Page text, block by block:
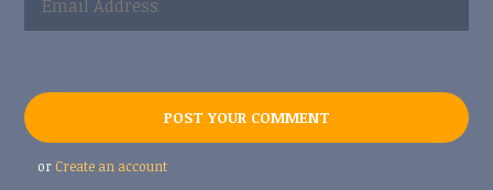
or Create an account